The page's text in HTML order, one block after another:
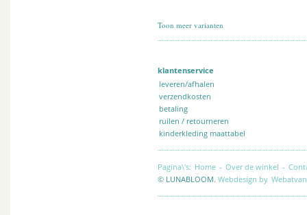
Toon meer varianten
klantenservice
leveren/afhalen
verzendkosten
betaling
ruilen / retourneren
kinderkleding maattabel
Pagina\'s: Home - Over de winkel -
© LUNABLOOM. Webdesign by